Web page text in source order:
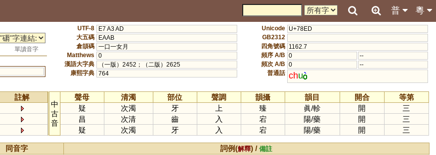
粵
普
單讀音字
UTF-8
E7 A3 AD
大五碼
EAAB
倉頡碼 一口一女月
Matthews
0
漢語大字典
（一版）2452；（二版）2625
康熙字典 764
Unicode U+78ED
GB2312
四角號碼 1162.7
頻序 A/B 0
--
頻次 A/B 0
--
普通話 chu
註解
中
古
音
聲母 清濁 部位 聲調 韻攝 韻目 開合
等第
疑
次濁 牙 上 臻 眞/軫 開
三
昌
次清 齒 入 宕 陽/藥 開
三
疑
次濁 牙 入 宕 陽/藥 開 三
同音字 詞例(解釋) /備註